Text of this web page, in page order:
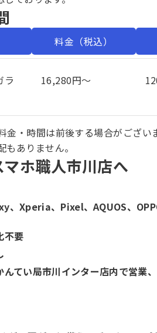
料金（税込）
ラ
16,280円〜
・時間は前後する場合がござい
ありません。
ホ職人市川店へ
、Xperia、Pixel、AQUOS、
不要
んてい局市川インター店内で営業